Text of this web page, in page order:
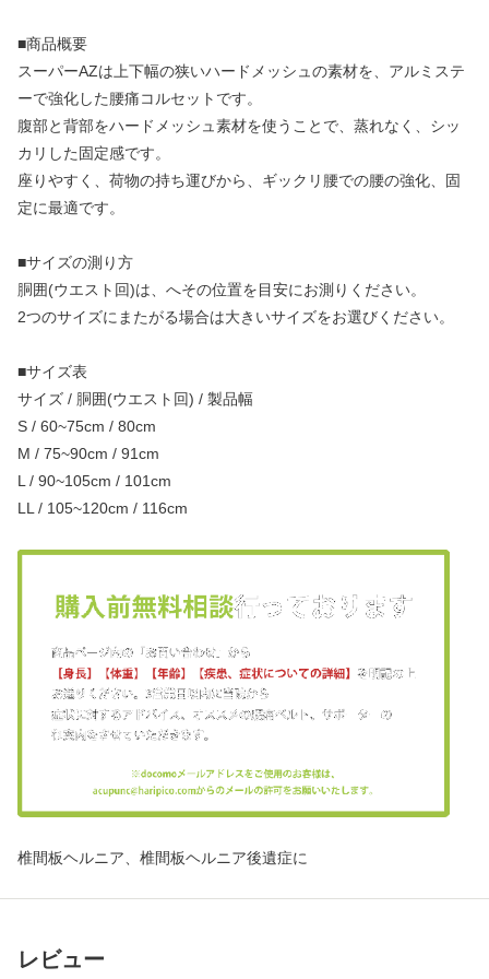
■商品概要
スーパーAZは上下幅の狭いハードメッシュの素材を、アルミステ
ーで強化した腰痛コルセットです。
腹部と背部をハードメッシュ素材を使うことで、蒸れなく、シッ
カリした固定感です。
座りやすく、荷物の持ち運びから、ギックリ腰での腰の強化、固
定に最適です。
■サイズの測り方
胴囲(ウエスト回)は、へその位置を目安にお測りください。
2つのサイズにまたがる場合は大きいサイズをお選びください。
■サイズ表
サイズ / 胴囲(ウエスト回) / 製品幅
S / 60~75cm / 80cm
M / 75~90cm / 91cm
L / 90~105cm / 101cm
LL / 105~120cm / 116cm
椎間板ヘルニア、椎間板ヘルニア後遺症に
レビュー